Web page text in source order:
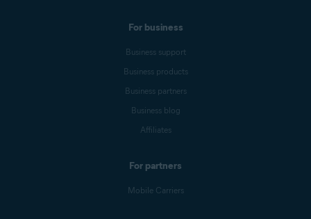
For business
Business support
Business products
Business partners
Business blog
Affiliates
For partners
Mobile Carriers